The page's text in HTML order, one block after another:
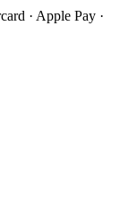
· Apple Pay ·